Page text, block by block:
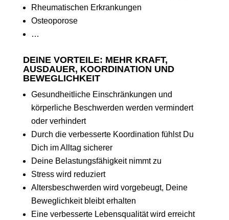
Rheumatischen Erkrankungen
Osteoporose
…
DEINE VORTEILE: MEHR KRAFT,
AUSDAUER, KOORDINATION UND
BEWEGLICHKEIT
Gesundheitliche Einschränkungen und
körperliche Beschwerden werden vermindert
oder verhindert
Durch die verbesserte Koordination fühlst Du
Dich im Alltag sicherer
Deine Belastungsfähigkeit nimmt zu
Stress wird reduziert
Altersbeschwerden wird vorgebeugt, Deine
Beweglichkeit bleibt erhalten
Eine verbesserte Lebensqualität wird erreicht